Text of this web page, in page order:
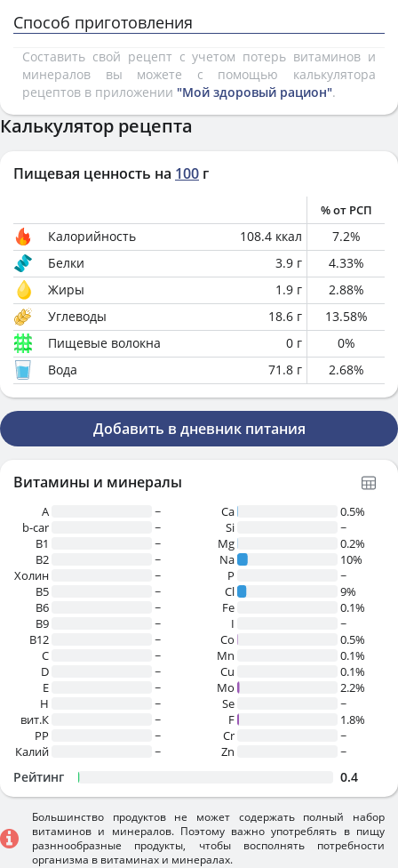
Способ приготовления
Составить свой рецепт с учетом потерь витаминов и
минералов вы можете с помощью калькулятора
рецептов в приложении "Мой здоровый рацион".
Калькулятор рецепта
Пищевая ценность на 100 г
% от РСП
Калорийность 108.4 ккал 7.2%
Белки
3.9 г 4.33%
Жиры
1.9 г 2.88%
Углеводы
18.6 г 13.58%
Пищевые волокна
0 г 0%
Вода
71.8 г 2.68%
Добавить в дневник питания
Витамины и минералы
A
~
b-car
~
В1
~
B2
~
Холин
~
B5
~
B6
~
B9
~
B12
~
C
~
D
~
E
~
H
~
вит.К
~
PP
~
Калий
~
Ca
0.5%
Si
~
Mg
0.2%
Na
10%
P
~
Cl
9%
Fe
0.1%
I
~
Co
0.5%
Mn
0.1%
Cu
0.1%
Mo
2.2%
Se
~
F
1.8%
Cr
~
Zn
~
Рейтинг 0.4
Большинство продуктов не может содержать полный набор
витаминов и минералов. Поэтому важно употреблять в пищу
разннообразные продукты, чтобы восполнять потребности
организма в витаминах и минералах.